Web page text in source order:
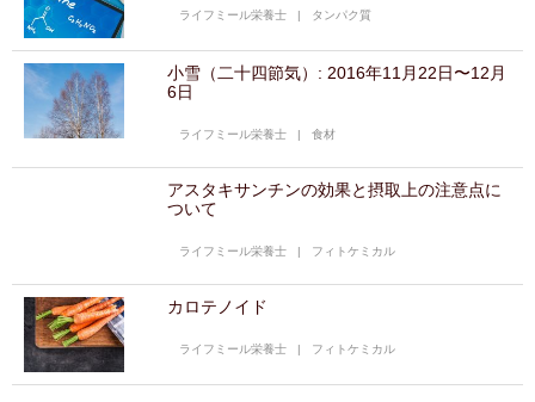
ライフミール栄養士 | タンパク質
小雪（二十四節気）: 2016年11月22日〜12月
6日
ライフミール栄養士 |食材
アスタキサンチンの効果と摂取上の注意点に
ついて
ライフミール栄養士 | フィトケミカル
カロテノイド
ライフミール栄養士 | フィトケミカル